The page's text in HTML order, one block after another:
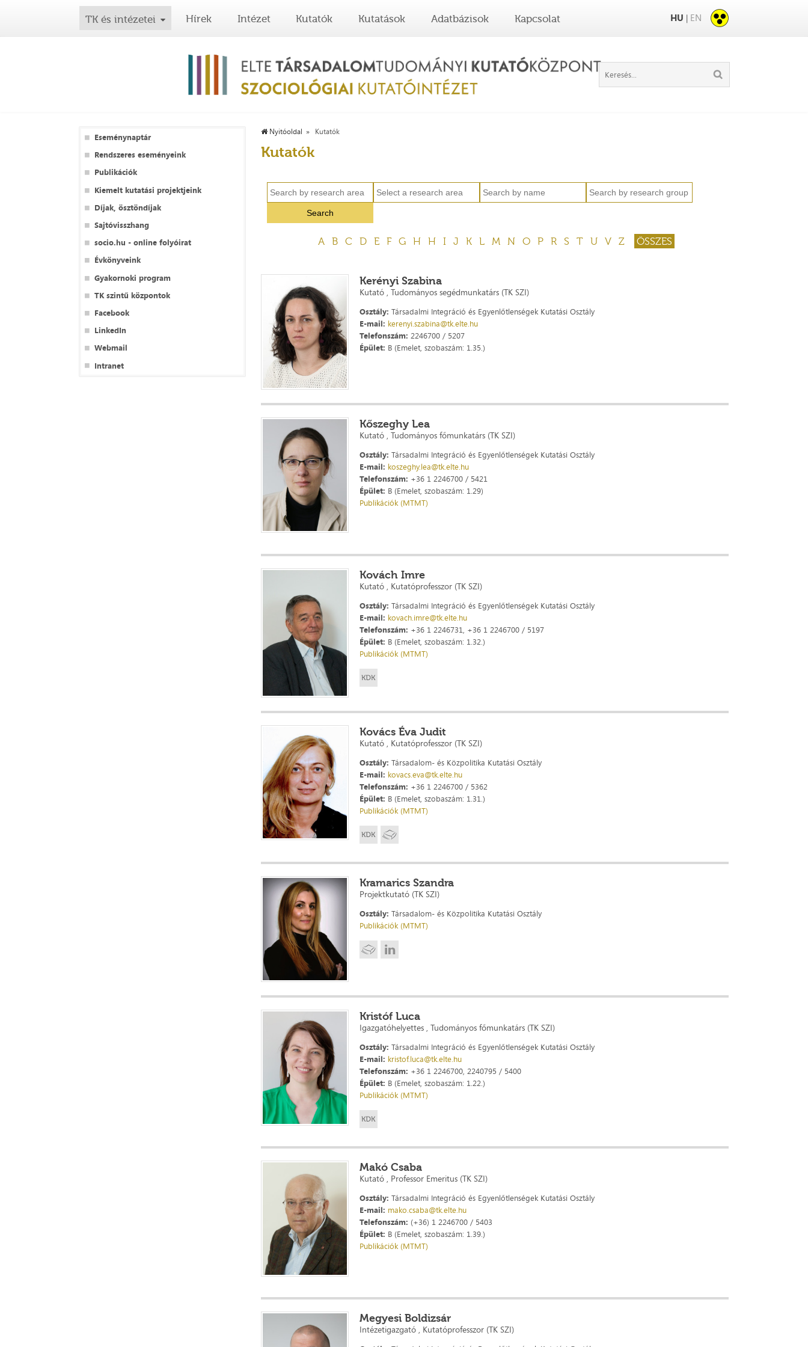
TK és intézetei Hírek Intézet Kutatók Kutatások Adatbázisok Kapcsolat HU | EN
Eseménynaptár
Rendszeres eseményeink
Publikációk
Kiemelt kutatási projektjeink
Díjak, ösztöndíjak
Sajtóvisszhang
socio.hu - online folyóirat
Évkönyveink
Gyakornoki program
TK szintű központok
Facebook
LinkedIn
Webmail
Intranet
Nyitóoldal Kutatók
Kutatók
A B C D E F G H H I J K L M N O P R S T U V Z ÖSSZES
Kerényi Szabina
Kutató , Tudományos segédmunkatárs (TK SZI)
Osztály: Társadalmi Integráció és Egyenlőtlenségek Kutatási Osztály
E-mail: kerenyi.szabina@tk.elte.hu
Telefonszám: 2246700 / 5207
Épület: B (Emelet, szobaszám: 1.35.)
Kőszeghy Lea
Kutató , Tudományos főmunkatárs (TK SZI)
Osztály: Társadalmi Integráció és Egyenlőtlenségek Kutatási Osztály
E-mail: koszeghy.lea@tk.elte.hu
Telefonszám: +36 1 2246700 / 5421
Épület: B (Emelet, szobaszám: 1.29)
Publikációk (MTMT)
Kovách Imre
Kutató , Kutatóprofesszor (TK SZI)
Osztály: Társadalmi Integráció és Egyenlőtlenségek Kutatási Osztály
E-mail: kovach.imre@tk.elte.hu
Telefonszám: +36 1 2246731, +36 1 2246700 / 5197
Épület: B (Emelet, szobaszám: 1.32.)
Publikációk (MTMT)
Kovács Éva Judit
Kutató , Kutatóprofesszor (TK SZI)
Osztály: Társadalom- és Közpolitika Kutatási Osztály
E-mail: kovacs.eva@tk.elte.hu
Telefonszám: +36 1 2246700 / 5362
Épület: B (Emelet, szobaszám: 1.31.)
Publikációk (MTMT)
Kramarics Szandra
Projektkutató (TK SZI)
Osztály: Társadalom- és Közpolitika Kutatási Osztály
Publikációk (MTMT)
Kristóf Luca
Igazgatóhelyettes , Tudományos főmunkatárs (TK SZI)
Osztály: Társadalmi Integráció és Egyenlőtlenségek Kutatási Osztály
E-mail: kristof.luca@tk.elte.hu
Telefonszám: +36 1 2246700, 2240795 / 5400
Épület: B (Emelet, szobaszám: 1.22.)
Publikációk (MTMT)
Makó Csaba
Kutató , Professor Emeritus (TK SZI)
Osztály: Társadalmi Integráció és Egyenlőtlenségek Kutatási Osztály
E-mail: mako.csaba@tk.elte.hu
Telefonszám: (+36) 1 2246700 / 5403
Épület: B (Emelet, szobaszám: 1.39.)
Publikációk (MTMT)
Megyesi Boldizsár
Intézetigazgató , Kutatóprofesszor (TK SZI)